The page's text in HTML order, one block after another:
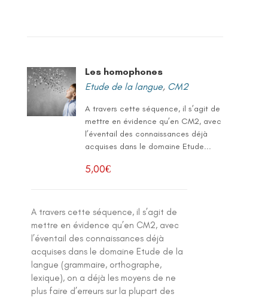
Les homophones
Etude de la langue, CM2
A travers cette séquence, il s’agit de
mettre en évidence qu’en CM2, avec
l’éventail des connaissances déjà
acquises dans le domaine Etude...
5,00€
A travers cette séquence, il s’agit de
mettre en évidence qu’en CM2, avec
l’éventail des connaissances déjà
acquises dans le domaine Etude de la
langue (grammaire, orthographe,
lexique), on a déjà les moyens de ne
plus faire d’erreurs sur la plupart des